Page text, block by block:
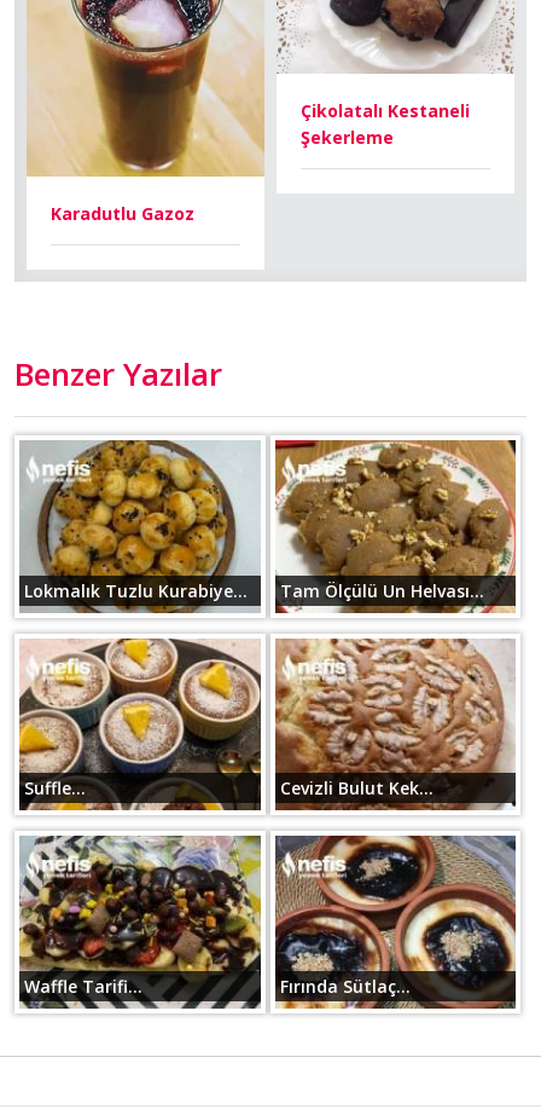
Karadutlu Gazoz
Çikolatalı Kestaneli
Şekerleme
Benzer Yazılar
Lokmalık Tuzlu Kurabiye... Tam Ölçülü Un Helvası...
Suffle... Cevizli Bulut Kek...
Waffle Tarifi... Fırında Sütlaç...